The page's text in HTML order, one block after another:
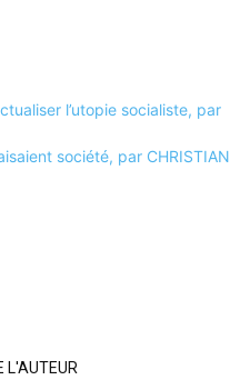
l’utopie socialiste, par
société, par CHRISTIAN
L'AUTEUR